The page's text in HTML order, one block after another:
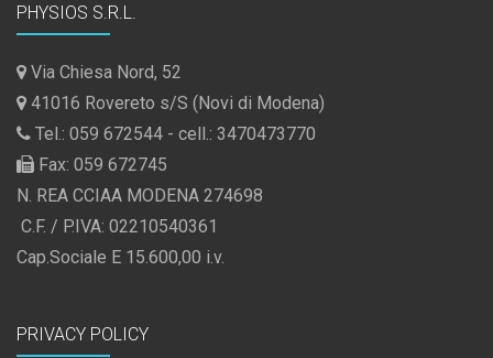
PHYSIOS S.R.L.
Via Chiesa Nord, 52
41016 Rovereto s/S (Novi di Modena)
Tel.: 059 672544 - cell.: 3470473770
Fax: 059 672745
N. REA CCIAA MODENA 274698
C.F. / P.IVA: 02210540361
Cap.Sociale E 15.600,00 i.v.
PRIVACY POLICY